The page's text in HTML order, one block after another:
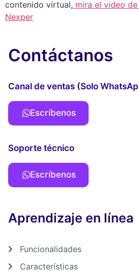
contenido virtual, mira el video
Nexper
Contáctanos
Canal de ventas (Solo
Escríbenos
Soporte técnico
Escríbenos
Aprendizaje en línea
Funcionalidades
Características